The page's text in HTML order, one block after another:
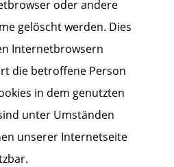
oder andere
gelöscht werden. Dies
Internetbrowsern
die betroffene Person
in dem genutzten
unter Umständen
unserer Internetseite